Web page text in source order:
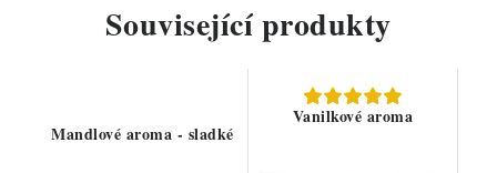
Související produkty
Mandlové aroma - sladké
Vanilkové aroma